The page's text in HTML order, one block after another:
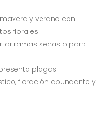
y verano con
florales.
ramas secas o para
plagas.
floración abundante y